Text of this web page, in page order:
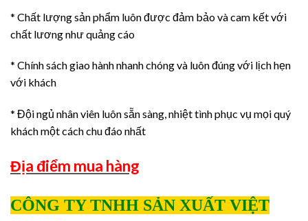
* Chất lượng sản phẩm luôn được đảm bảo và cam kết với
chất lương như quảng cáo
* Chính sách giao hành nhanh chóng và luôn đúng với lịch hẹn
với khách
* Đội ngủ nhân viên luôn sẵn sàng, nhiệt tình phục vụ mọi quý
khách một cách chu đáo nhất
Địa điểm mua hàng
CÔNG TY TNHH SẢN XUẤT VIỆT